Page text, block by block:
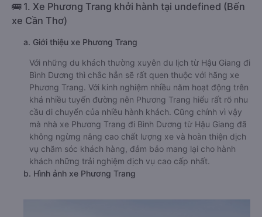
🚌 1. Xe Phương Trang khởi hành tại undefined (Bến
xe Cần Thơ)
a. Giới thiệu xe Phương Trang
Với những du khách thường xuyên du lịch từ Hậu Giang đi
Bình Dương thì chắc hẳn sẽ rất quen thuộc với hãng xe
Phương Trang. Với kinh nghiệm nhiều năm hoạt động trên
khá nhiều tuyến đường nên Phương Trang hiểu rất rõ nhu
cầu di chuyển của nhiều hành khách. Cũng chính vì vậy
mà nhà xe Phương Trang đi Bình Dương từ Hậu Giang đã
không ngừng nâng cao chất lượng xe và hoàn thiện dịch
vụ chăm sóc khách hàng, đảm bảo mang lại cho hành
khách những trải nghiệm dịch vụ cao cấp nhất.
b. Hình ảnh xe Phương Trang